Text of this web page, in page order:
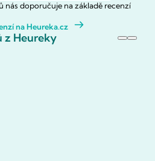
nás doporučuje na základě recenzí
na Heureka.cz
z Heureky